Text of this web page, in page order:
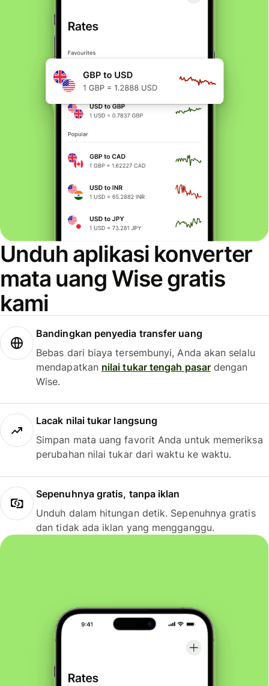
Unduh aplikasi konverter
mata uang Wise gratis
kami
Bandingkan penyedia transfer uang
Bebas dari biaya tersembunyi, Anda akan selalu
mendapatkan nilai tukar tengah pasardengan
Wise.
Lacak nilai tukar langsung
Simpan mata uang favorit Anda untuk memeriksa
perubahan nilai tukar dari waktu ke waktu.
Sepenuhnya gratis, tanpa iklan
Unduh dalam hitungan detik. Sepenuhnya gratis
dan tidak ada iklan yang mengganggu.